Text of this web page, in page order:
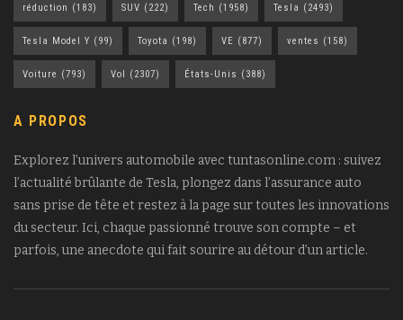
réduction (183) SUV (222) Tech (1958) Tesla (2493)
Tesla Model Y (99) Toyota (198) VE (877) ventes (158)
Voiture (793) Vol (2307) États-Unis (388)
A PROPOS
Explorez l’univers automobile avec tuntasonline.com : suivez
l’actualité brûlante de Tesla, plongez dans l’assurance auto
sans prise de tête et restez à la page sur toutes les innovations
du secteur. Ici, chaque passionné trouve son compte – et
parfois, une anecdote qui fait sourire au détour d’un article.